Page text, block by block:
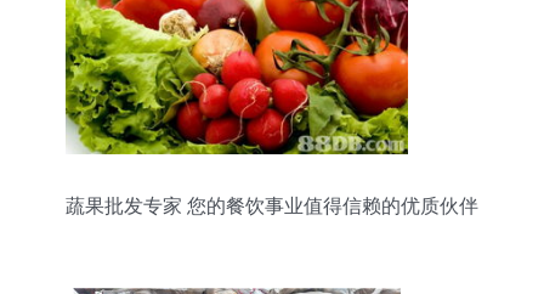
蔬果批发专家 您的餐饮事业值得信赖的优质伙伴